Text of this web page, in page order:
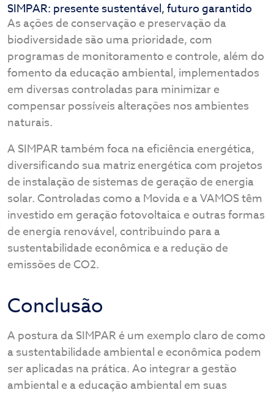
SIMPAR: presente sustentável, futuro garantido
As ações de conservação e preservação da
biodiversidade são uma prioridade, com
programas de monitoramento e controle, além do
fomento da educação ambiental, implementados
em diversas controladas para minimizar e
compensar possíveis alterações nos ambientes
naturais.
A SIMPAR também foca na eficiência energética,
diversificando sua matriz energética com projetos
de instalação de sistemas de geração de energia
solar. Controladas como a Movida e a VAMOS têm
investido em geração fotovoltaica e outras formas
de energia renovável, contribuindo para a
sustentabilidade econômica e a redução de
emissões de CO2.
Conclusão
A postura da SIMPAR é um exemplo claro de como
a sustentabilidade ambiental e econômica podem
ser aplicadas na prática. Ao integrar a gestão
ambiental e a educação ambiental em suas